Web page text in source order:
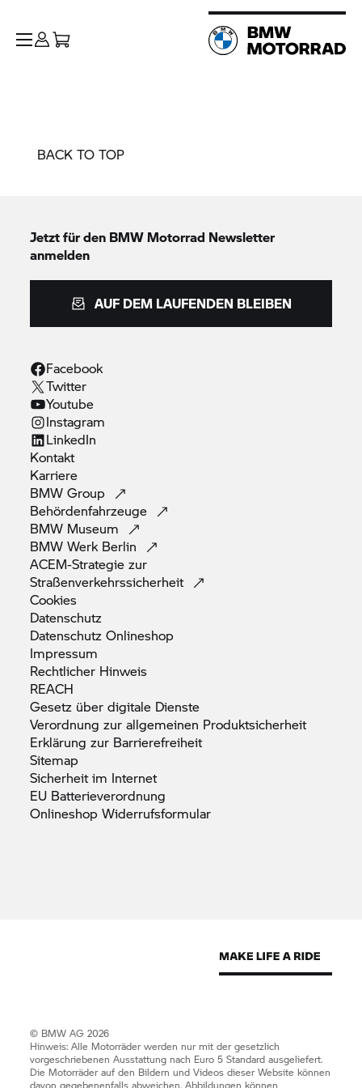
BACK TO TOP
Jetzt für den BMW Motorrad Newsletter
anmelden
AUF DEM LAUFENDEN BLEIBEN
Facebook
Twitter
Youtube
Instagram
LinkedIn
Kontakt
Karriere
BMWGroup
Behördenfahrzeuge
BMW Museum
BMW Werk Berlin
ACEM-Strategie zur
Straßenverkehrssicherheit
Cookies
Datenschutz
DatenschutzOnlineshop
Impressum
Rechtlicher Hinweis
REACH
Gesetz über digitale Dienste
Verordnung zur allgemeinen Produktsicherheit
Erklärung zur Barrierefreiheit
Sitemap
Sicherheit im Internet
EU Batterieverordnung
OnlineshopWiderrufsformular
© BMW AG 2026
Hinweis: Alle Motorräder werden nur mit der gesetzlich
vorgeschriebenen Ausstattung nach Euro 5 Standard ausgeliefert.
Die Motorräder auf den Bildern und Videos dieser Website können
davon gegebenenfalls abweichen. Abbildungen können